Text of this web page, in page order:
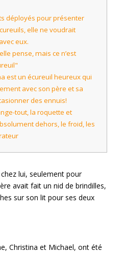
déployés pour présenter
elle ne voudrait
eux.
pense, mais ce n’est
est un écureuil heureux qui
avec son père et sa
des ennuis!
tout, la roquette et
dehors, le froid, les
lui, seulement pour
avait fait un nid de brindilles,
sur son lit pour ses deux
Christina et Michael, ont été